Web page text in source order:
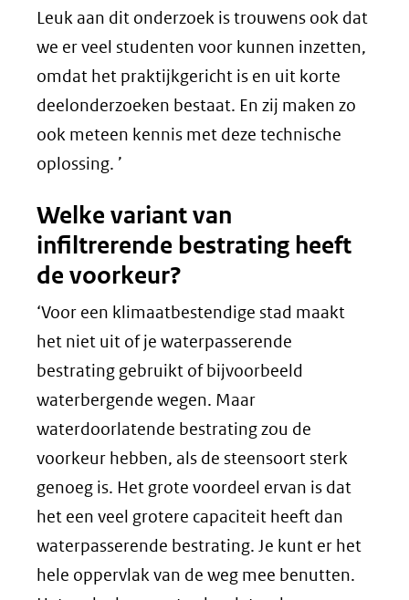
Leuk aan dit onderzoek is trouwens ook dat
we er veel studenten voor kunnen inzetten,
omdat het praktijkgericht is en uit korte
deelonderzoeken bestaat. En zij maken zo
ook meteen kennis met deze technische
oplossing. ’
Welke variant van
infiltrerende bestrating heeft
de voorkeur?
‘Voor een klimaatbestendige stad maakt
het niet uit of je waterpasserende
bestrating gebruikt of bijvoorbeeld
waterbergende wegen. Maar
waterdoorlatende bestrating zou de
voorkeur hebben, als de steensoort sterk
genoeg is. Het grote voordeel ervan is dat
het een veel grotere capaciteit heeft dan
waterpasserende bestrating. Je kunt er het
hele oppervlak van de weg mee benutten.